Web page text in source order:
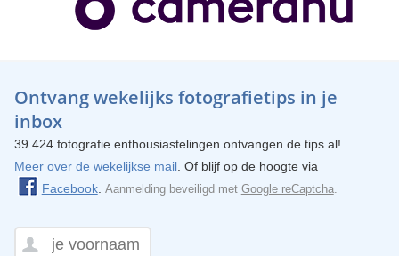
Ontvang wekelijks fotografietips in je
inbox
39.424 fotografie enthousiastelingen ontvangen de tips al!
Meer over de wekelijkse mail. Of blijf op de hoogte via
Facebook. Aanmelding beveiligd met Google reCaptcha.